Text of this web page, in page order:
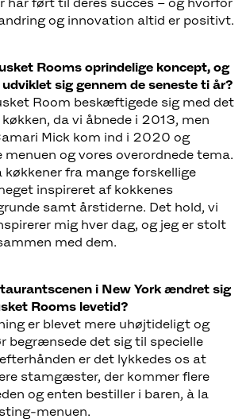
og innovation altid er positivt.
Rooms oprindelige koncept, og
sig gennem de seneste ti år?
Room beskæftigede sig med det
da vi åbnede i 2013, men
Mick kom ind i 2020 og
og vores overordnede tema.
fra mange forskellige
inspireret af kokkenes
samt årstiderne. Det hold, vi
mig hver dag, og jeg er stolt
med dem.
i New York ændret sig
Rooms levetid?
er blevet mere uhøjtideligt og
begrænsede det sig til specielle
er det lykkedes os at
stamgæster, der kommer flere
og enten bestiller i baren, à la
menuen.